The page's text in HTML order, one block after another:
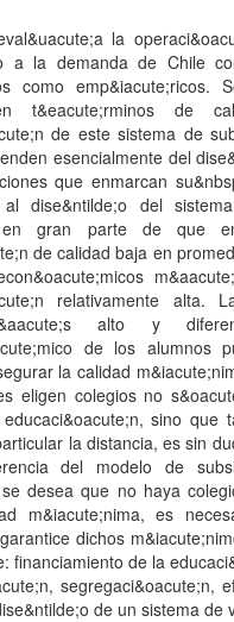
la
a la demanda de Chile
como emp&iacute;ricos.
t&eacute;rminos de
de este sistema de
esencialmente del
que enmarcan
dise&ntilde;o del
en gran parte de que
de calidad baja en
relativamente alta.
alto y
de los alumnos
la calidad
eligen colegios no
sino que
la distancia, es sin
del modelo de
desea que no haya
m&iacute;nima, es
dichos
financiamiento de la
segregaci&oacute;n,
de un sistema de